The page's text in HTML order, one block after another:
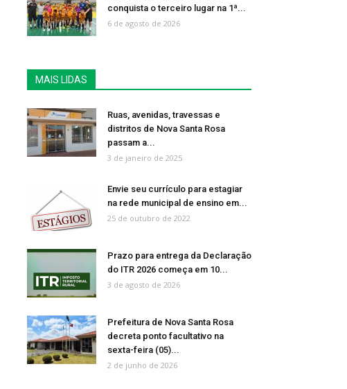
conquista o terceiro lugar na 1ª...
6 de agosto de 2026
MAIS LIDAS
Ruas, avenidas, travessas e
distritos de Nova Santa Rosa
passam a...
3 de janeiro de 2025
Envie seu currículo para estagiar
na rede municipal de ensino em...
25 de outubro de 2022
Prazo para entrega da Declaração
do ITR 2026 começa em 10...
3 de agosto de 2026
Prefeitura de Nova Santa Rosa
decreta ponto facultativo na
sexta-feira (05)...
2 de junho de 2026